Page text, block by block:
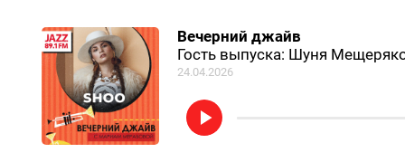
Вечерний джайв
Гость выпуска: Шуня
24.04.2026